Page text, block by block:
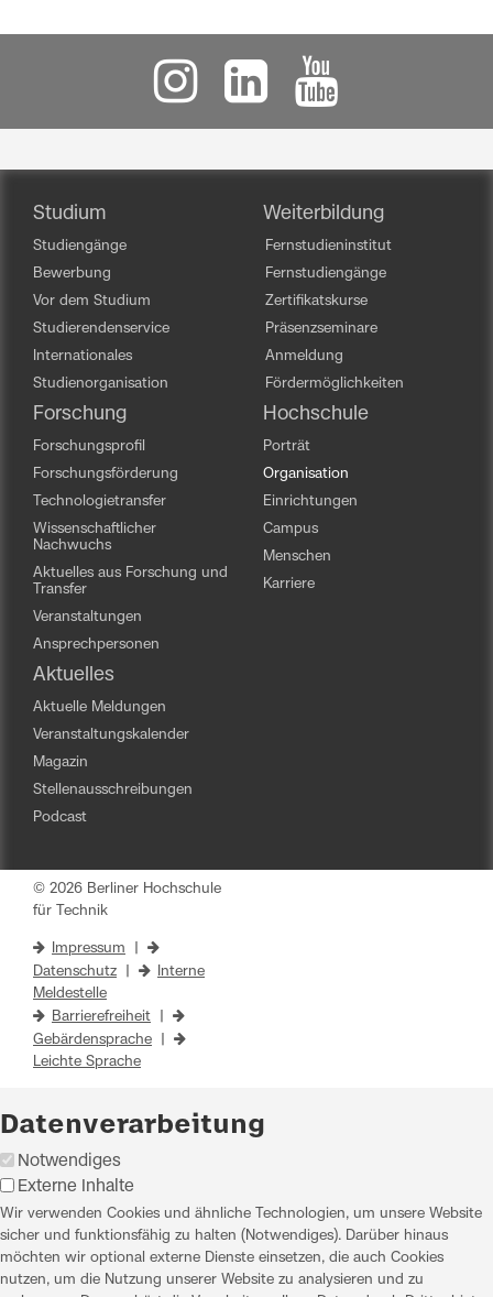
Studium
Studiengänge
Bewerbung
Vor dem Studium
Studierendenservice
Internationales
Studienorganisation
Weiterbildung
Fernstudieninstitut
Fernstudiengänge
Zertifikatskurse
Präsenzseminare
Anmeldung
Fördermöglichkeiten
Forschung
Forschungsprofil
Forschungsförderung
Technologietransfer
Wissenschaftlicher
Nachwuchs
Aktuelles aus Forschung und
Transfer
Veranstaltungen
Ansprechpersonen
Hochschule
Porträt
Organisation
Einrichtungen
Campus
Menschen
Karriere
Aktuelles
Aktuelle Meldungen
Veranstaltungskalender
Magazin
Stellenausschreibungen
Podcast
© 2026 Berliner Hochschule
für Technik
Impressum
Datenschutz
Interne
Meldestelle
Barrierefreiheit
Gebärdensprache
Leichte Sprache
Datenverarbeitung
Notwendiges
Externe Inhalte
Wir verwenden Cookies und ähnliche Technologien, um unsere Website
sicher und funktionsfähig zu halten (Notwendiges). Darüber hinaus
möchten wir optional externe Dienste einsetzen, die auch Cookies
nutzen, um die Nutzung unserer Website zu analysieren und zu